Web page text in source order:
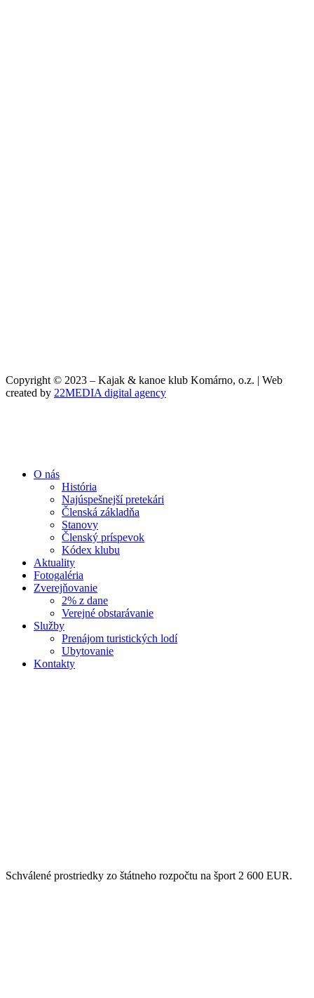
Copyright © 2023 – Kajak & kanoe klub Komárno, o.z. | Web
created by 22MEDIA digital agency
O nás
História
Najúspešnejší pretekári
Členská základňa
Stanovy
Členský príspevok
Kódex klubu
Aktuality
Fotogaléria
Zverejňovanie
2% z dane
Verejné obstarávanie
Služby
Prenájom turistických lodí
Ubytovanie
Kontakty
Schválené prostriedky zo štátneho rozpočtu na šport 2 600 EUR.